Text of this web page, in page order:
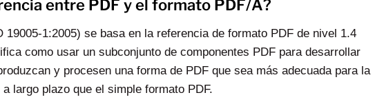
entre PDF y el formato PDF/A?
19005-1:2005) se basa en la referencia de formato PDF de nivel 1.4
como usar un subconjunto de componentes PDF para desarrollar
y procesen una forma de PDF que sea más adecuada para la
largo plazo que el simple formato PDF.